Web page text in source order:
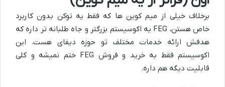
برخلاف خیلی از میم کوین ها که فقط یه توکن بدون کاربرد
خاص هستن، FEG یه اکوسیستم بزرگتر و جاه طلبانه تر داره که
هدفش ارائه خدمات مختلف تو حوزه دیفای هست. این
اکوسیستم فقط به خرید و فروش FEG ختم نمیشه و کلی
قابلیت دیگه هم داره.